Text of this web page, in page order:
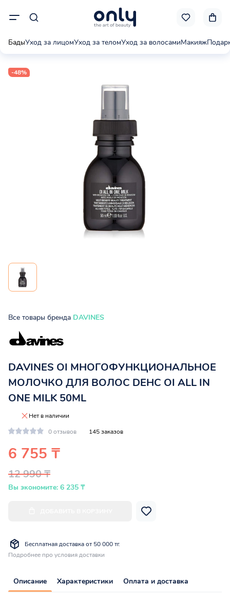
БадыУход за лицомУход за теломУход за волосамиМакияж
-48%
Все товары бренда DAVINES
DAVINES OI МНОГОФУНКЦИОНАЛЬНОЕ
МОЛОЧКО ДЛЯ ВОЛОС DEHC OI ALL IN
ONE MILK 50ML
Нет в наличии
0 отзывов
145 заказов
6 755 ₸
12 990 ₸
Вы экономите: 6 235 ₸
Бесплатная доставка от 50 000 тг.
Подробнее про условия доставки
Описание Характеристики Оплата и доставка